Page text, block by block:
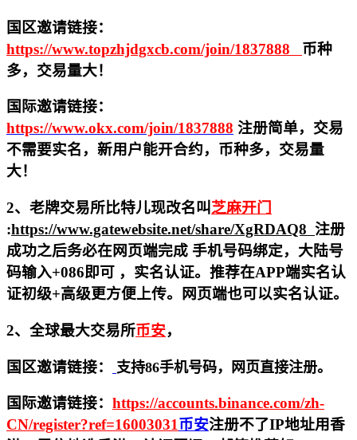
国区邀请链接：
https://www.topzhjdgxcb.com/join/1837888 币种
多，交易量大！
国际邀请链接：
https://www.okx.com/join/1837888 注册简单，交易
不需要实名，新用户能开合约， 币种多，交易量
大！
2、老牌交易所比特儿现改名叫芝麻开门
:https://www.gatewebsite.net/share/XgRDAQ8 注册
成功之后务必在网页端完成 手机号码绑定，大陆号
码输入+086即可 ，实名认证。推荐在APP端实名认
证初级+高级更方便上传。网页端也可以实名认证。
2、全球最大交易所币安，
国区邀请链接： 支持86手机号码，网页直接注册。
国际邀请链接： https://accounts.binance.com/zh-
CN/register?ref=16003031币安注册不了IP地址用香